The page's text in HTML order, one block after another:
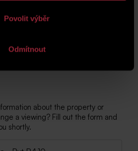
Povolit výběr
Odmítnout
about the property or
a viewing? Fill out the form and
shortly.